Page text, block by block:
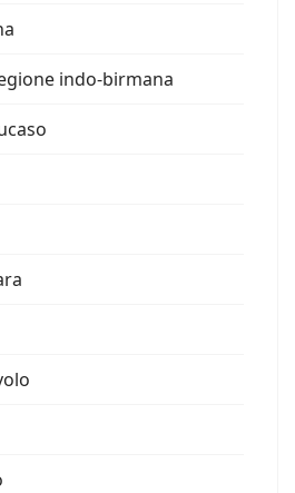
indo-birmana